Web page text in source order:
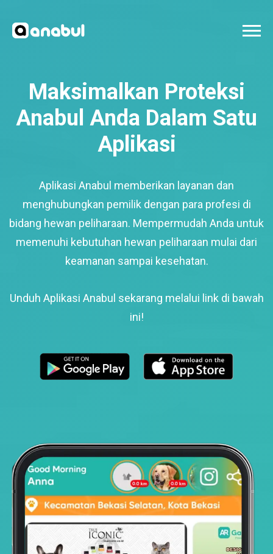
Maksimalkan Proteksi
Anabul Anda Dalam Satu
Aplikasi
Aplikasi Anabul memberikan layanan dan
menghubungkan pemilik dengan para profesi di
bidang hewan peliharaan. Mempermudah Anda untuk
memenuhi kebutuhan hewan peliharaan mulai dari
keamanan sampai kesehatan.
Unduh Aplikasi Anabul sekarang melalui link di bawah
ini!